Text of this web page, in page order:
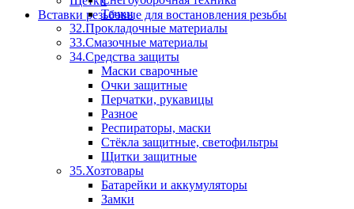
Вставки резьбовые для востановления резьбы
Тачки
32.Прокладочные материалы
33.Смазочные материалы
34.Средства защиты
Маски сварочные
Очки защитные
Перчатки, рукавицы
Разное
Респираторы, маски
Стёкла защитные, светофильтры
Щитки защитные
35.Хозтовары
Батарейки и аккумуляторы
Замки